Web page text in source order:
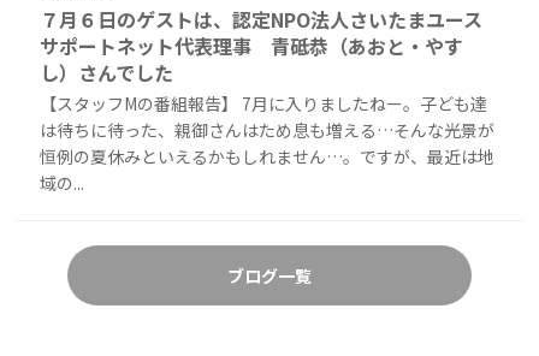
７月６日のゲストは、認定NPO法人さいたまユース
サポートネット代表理事 青砥恭（あおと・やす
し）さんでした
【スタッフMの番組報告】 7月に入りましたねー。子ども達
は待ちに待った、親御さんはため息も増える…そんな光景が
恒例の夏休みといえるかもしれません…。ですが、最近は地
域の...
ブログ一覧